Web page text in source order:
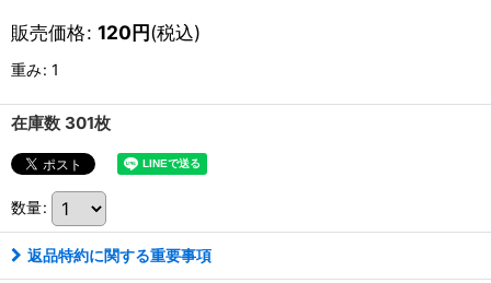
販売価格: 120円(税込)
重み: 1
在庫数 301枚
数量:
返品特約に関する重要事項